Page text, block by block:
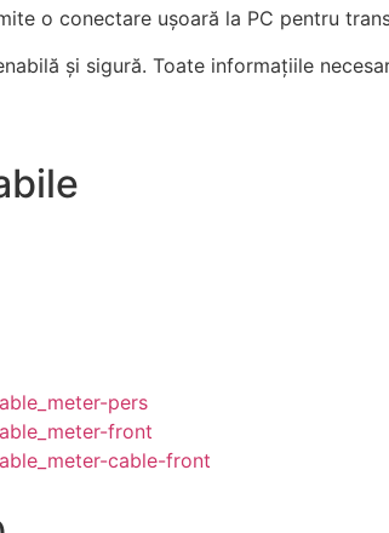
o conectare uşoară la PC pentru
şi sigură. Toate informaţiile